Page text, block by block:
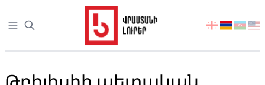
Open sidebar
აირჩიეთ